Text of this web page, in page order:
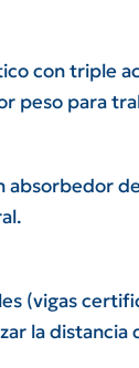
con triple
peso para
absorbedor
(vigas
la distancia